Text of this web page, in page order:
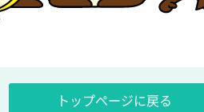
トップページに戻る